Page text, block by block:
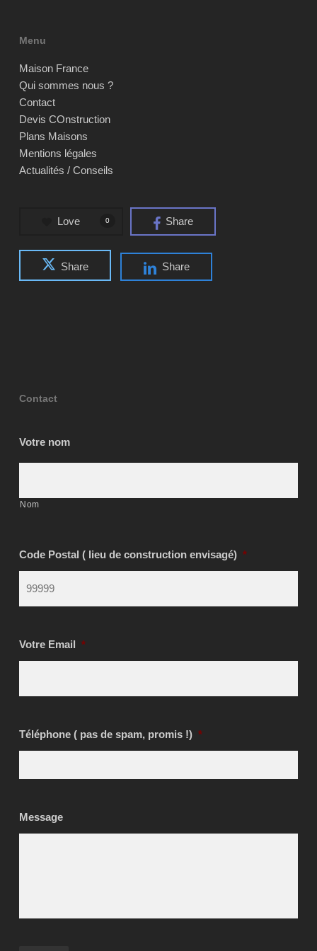
Menu
Maison France
Qui sommes nous ?
Contact
Devis COnstruction
Plans Maisons
Mentions légales
Actualités / Conseils
Love 0 Share
Share Share
Contact
Votre nom
Nom
Code Postal ( lieu de construction envisagé) *
Votre Email *
Téléphone ( pas de spam, promis !) *
Message